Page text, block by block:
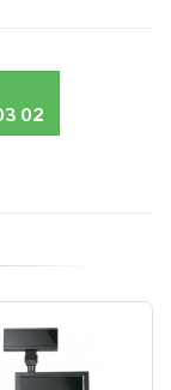
02